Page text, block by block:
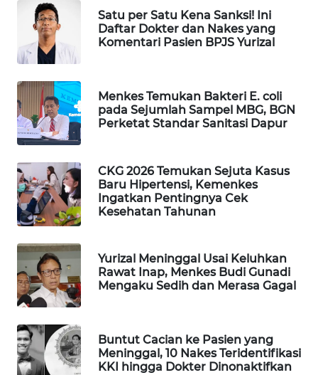
Satu per Satu Kena Sanksi! Ini
Daftar Dokter dan Nakes yang
Komentari Pasien BPJS Yurizal
Menkes Temukan Bakteri E. coli
pada Sejumlah Sampel MBG, BGN
Perketat Standar Sanitasi Dapur
CKG 2026 Temukan Sejuta Kasus
Baru Hipertensi, Kemenkes
Ingatkan Pentingnya Cek
Kesehatan Tahunan
Yurizal Meninggal Usai Keluhkan
Rawat Inap, Menkes Budi Gunadi
Mengaku Sedih dan Merasa Gagal
Buntut Cacian ke Pasien yang
Meninggal, 10 Nakes Teridentifikasi
KKI hingga Dokter Dinonaktifkan
WAHANA
TANI
ADVOKAT
WAHANA
INFRASTRUKTUR
WAHANA
KONSUMEN
LISTRIK
WAHANA
TRAVEL
WAHANA
TV